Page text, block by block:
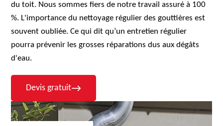
du toit. Nous sommes fiers de notre travail assuré à 100
%. L'importance du nettoyage régulier des gouttières est
souvent oubliée. Ce qui dit qu’un entretien régulier
pourra prévenir les grosses réparations dus aux dégâts
d'eau.
Devis gratuit